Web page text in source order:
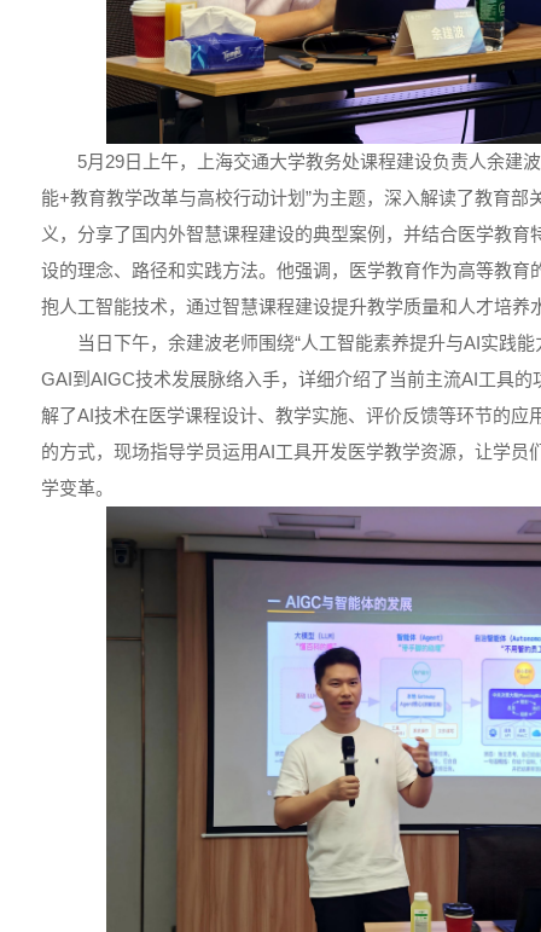
5月29日上午，上海交通大学教务处课程建设负责人余建
能+教育教学改革与高校行动计划”为主题，深入解读了教育部
义，分享了国内外智慧课程建设的典型案例，并结合医学教育
设的理念、路径和实践方法。他强调，医学教育作为高等教育
抱人工智能技术，通过智慧课程建设提升教学质量和人才培养
当日下午，余建波老师围绕“人工智能素养提升与AI实践
GAI到AIGC技术发展脉络入手，详细介绍了当前主流AI工具
解了AI技术在医学课程设计、教学实施、评价反馈等环节的应
的方式，现场指导学员运用AI工具开发医学教学资源，让学员
学变革。